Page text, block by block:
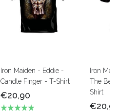
Iron Maiden - Eddie -
Candle Finger - T-Shirt
€20,90
Iron
The
Shirt